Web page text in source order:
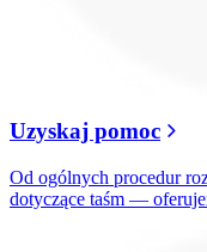
Uzyskaj pomoc
Od ogólnych procedur
dotyczące taśm —